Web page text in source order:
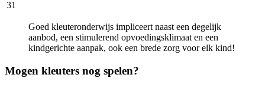
31
Goed kleuteronderwijs impliceert naast een degelijk
aanbod, een stimulerend opvoedingsklimaat en een
kindgerichte aanpak, ook een brede zorg voor elk kind!
Mogen kleuters nog spelen?